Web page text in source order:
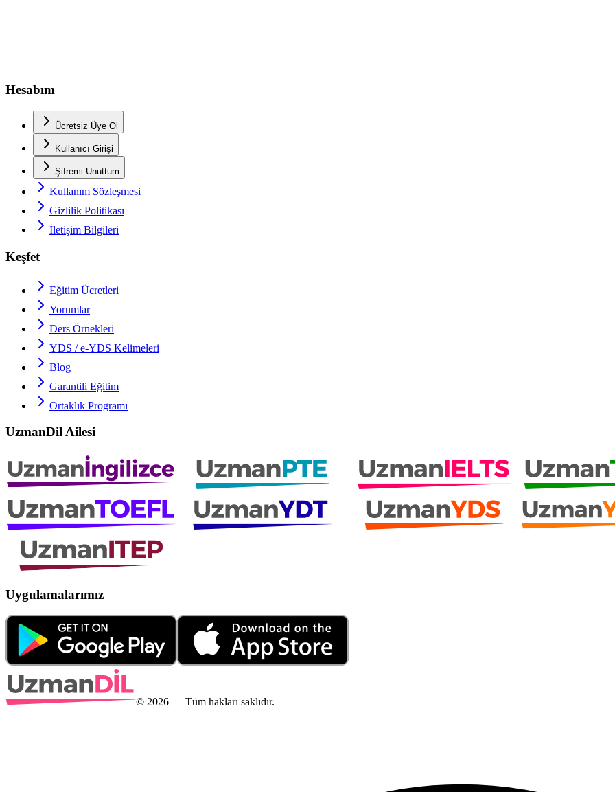
Hesabım
Ücretsiz Üye Ol
Kullanıcı Girişi
Şifremi Unuttum
Kullanım Sözleşmesi
Gizlilik Politikası
İletişim Bilgileri
Keşfet
Eğitim Ücretleri
Yorumlar
Ders Örnekleri
YDS / e-YDS Kelimeleri
Blog
Garantili Eğitim
Ortaklık Programı
UzmanDil Ailesi
Uygulamalarımız
© 2026 — Tüm hakları saklıdır.